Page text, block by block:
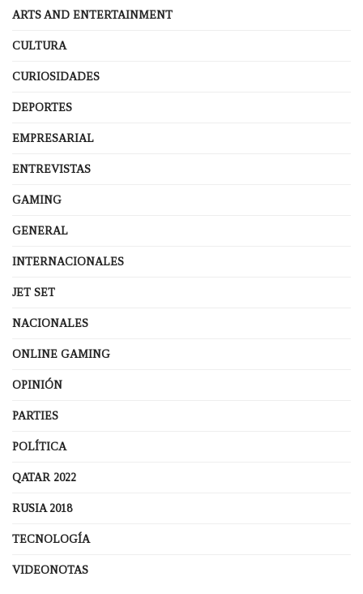
ARTS AND ENTERTAINMENT
CULTURA
CURIOSIDADES
DEPORTES
EMPRESARIAL
ENTREVISTAS
GAMING
GENERAL
INTERNACIONALES
JET SET
NACIONALES
ONLINE GAMING
OPINIÓN
PARTIES
POLÍTICA
QATAR 2022
RUSIA 2018
TECNOLOGÍA
VIDEONOTAS